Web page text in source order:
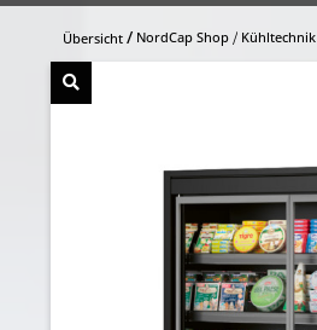
Übersicht NordCap Shop Kühltechnik